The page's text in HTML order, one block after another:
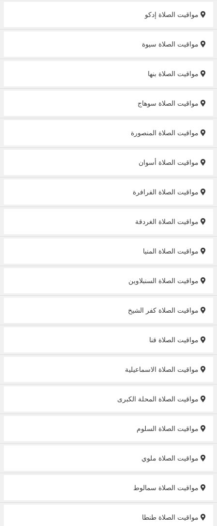
مواقيت الصلاة إدكو
مواقيت الصلاة سيوة
مواقيت الصلاة بنها
مواقيت الصلاة سوهاج
مواقيت الصلاة المنصورة
مواقيت الصلاة أسوان
مواقيت الصلاة الفرافرة
مواقيت الصلاة الغردقة
مواقيت الصلاة المنيا
مواقيت الصلاة السنبلاوين
مواقيت الصلاة كفر الشيخ
مواقيت الصلاة قنا
مواقيت الصلاة الاسماعيلية
مواقيت الصلاة المحلة الكبرى
مواقيت الصلاة السلوم
مواقيت الصلاة ملوي
مواقيت الصلاة سمالوط
مواقيت الصلاة طنطا